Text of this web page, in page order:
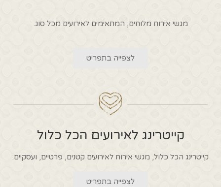
מגשי אירוח מלוחים, המתאימים לאירועים מכל סוג.
לצפייה בתפריט
קייטרינג לאירועים הכל כלול
קייטרינג הכל כלול, מגשי אירוח לאירועים קטנים, פרטיים, ועסקיים.
לצפייה בתפריט